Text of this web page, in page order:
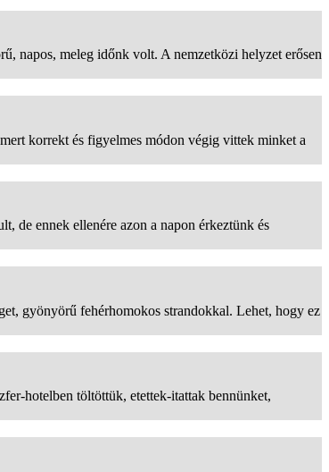
napos, meleg időnk volt. A nemzetközi helyzet erősen
korrekt és figyelmes módon végig vittek minket a
de ennek ellenére azon a napon érkeztünk és
gyönyörű fehérhomokos strandokkal. Lehet, hogy ez
hotelben töltöttük, etettek-itattak bennünket,